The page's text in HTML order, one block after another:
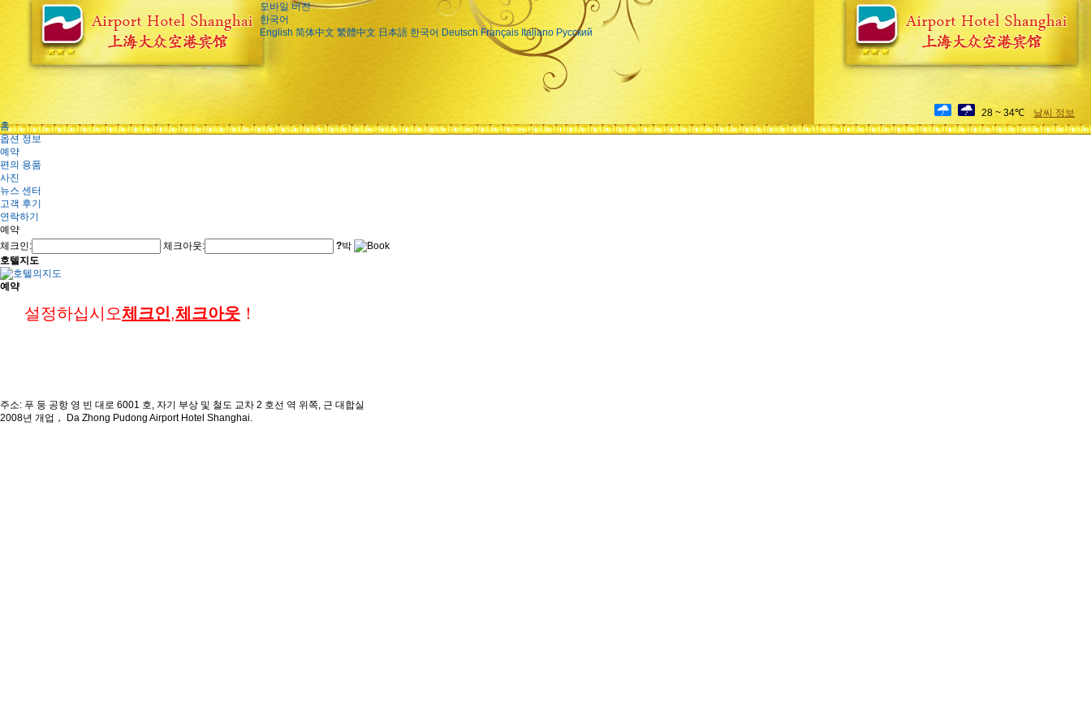
모바일 버전
한국어
English 简体中文 繁體中文 日本語 한국어 Deutsch Français Italiano Русский
28 ~ 34℃
날씨 정보
홈
옵션 정보
예약
편의 용품
사진
뉴스 센터
고객 후기
연락하기
예약
체크인:
체크아웃: ?박
호텔지도
예약
설정하십시오체크인,체크아웃 ！
주소: 푸 둥 공항 영 빈 대로 6001 호, 자기 부상 및 철도 교차 2 호선 역 위쪽, 근 대합실
2008년 개업， Da Zhong Pudong Airport Hotel Shanghai.